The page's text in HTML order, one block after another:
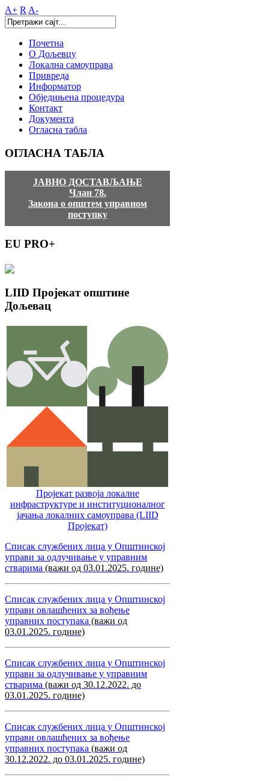
A+ R A-
Почетна
О Дољевцу
Локална самоуправа
Привреда
Информатор
Обједињена процедура
Контакт
Документа
Огласна табла
ОГЛАСНА ТАБЛА
ЈАВНО ДОСТАВЉАЊЕ
Члан 78.
Закона о општем управном
поступку
EU PRO+
LIID Пројекат општине
Дољевац
Пројекат развоја локалне
инфраструктуре и институционалног
јачања локалних самоуправa (LIID
Пројекат)
Списак службених лица у Општинској
управи за одлучивање у управним
стварима (важи од 03.01.2025. године)
Списак службених лица у Општинској
управи овлашћених за вођење
управних поступака (важи од
03.01.2025. године)
Списак службених лица у Општинској
управи за одлучивање у управним
стварима (важи од 30.12.2022. до
03.01.2025. године)
Списак службених лица у Општинској
управи овлашћених за вођење
управних поступака (важи од
30.12.2022. до 03.01.2025. године)